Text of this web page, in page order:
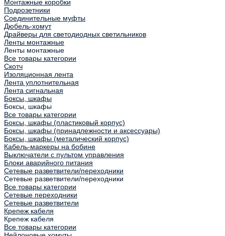
Монтажные коробки
Подрозетники
Соединительные муфты
Дюбель-хомут
Драйверы для светодиодных светильников
Ленты монтажные
Ленты монтажные
Все товары категории
Скотч
Изоляционная лента
Лента уплотнительная
Лента сигнальная
Боксы, шкафы
Боксы, шкафы
Все товары категории
Боксы, шкафы (пластиковый корпус)
Боксы, шкафы (принадлежности и аксессуары)
Боксы, шкафы (металический корпус)
Кабель-маркеры на бобине
Выключатели с пультом управления
Блоки аварийного питания
Сетевые разветвители/переходники
Сетевые разветвители/переходники
Все товары категории
Сетевые переходники
Сетевые разветвители
Крепеж кабеля
Крепеж кабеля
Все товары категории